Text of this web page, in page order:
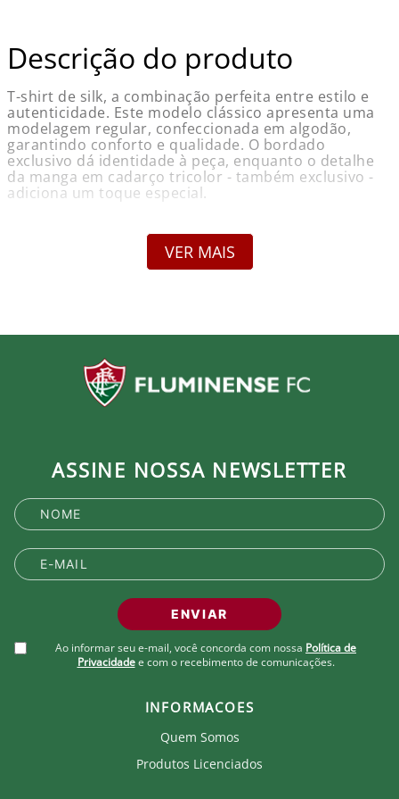
Descrição do produto
T-shirt de silk, a combinação perfeita entre estilo e
autenticidade. Este modelo clássico apresenta uma
modelagem regular, confeccionada em algodão,
garantindo conforto e qualidade. O bordado
exclusivo dá identidade à peça, enquanto o detalhe
da manga em cadarço tricolor - também exclusivo -
adiciona um toque especial.
Nome: Camisa Fluminense Bordado Grená Foxton
Compare as medidas com esta tabela.
Tamanho - Tórax
P - 102 - 106
M - 106 - 110
Detalhes:
Modelagem clássica
Produto Oficial Licenciado do Fluminense.
Ao comprar um produto oficial você fortalece seu
clube que recebe royalties com a venda de cada
VER MAIS
ASSINE NOSSA NEWSLETTER
ENVIAR
Ao informar seu e-mail, você concorda com nossa Política de
Privacidade e com o recebimento de comunicações.
INFORMACOES
Quem Somos
Produtos Licenciados